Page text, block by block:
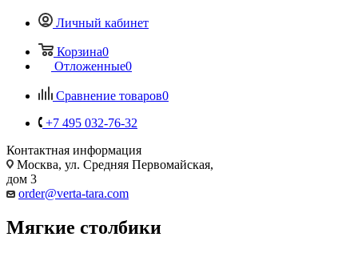
Личный кабинет
Корзина0
Отложенные0
Сравнение товаров0
+7 495 032-76-32
Контактная информация
Москва, ул. Средняя Первомайская,
дом 3
order@verta-tara.com
Мягкие столбики